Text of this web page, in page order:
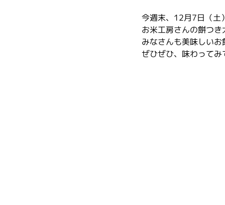
今週末、12月7日（土
お米工房さんの餅つき
みなさんも美味しいお
ぜひぜひ、味わってみ